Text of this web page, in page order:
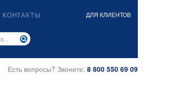
КОНТАКТЫ ДЛЯ КЛИЕНТОВ
Есть вопросы? Звоните: 8 800 550 69 09